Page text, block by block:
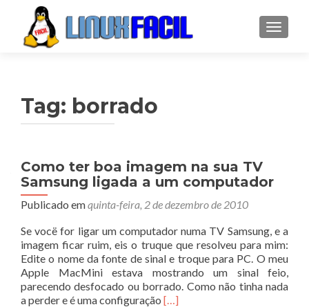
Tag: borrado
Como ter boa imagem na sua TV
Samsung ligada a um computador
Publicado emquinta-feira, 2 de dezembro de 2010
Se vocë for ligar um computador numa TV Samsung, e a
imagem ficar ruim, eis o truque que resolveu para mim:
Edite o nome da fonte de sinal e troque para PC. O meu
Apple MacMini estava mostrando um sinal feio,
parecendo desfocado ou borrado. Como não tinha nada
a perder e é uma configuração Leia
[…]